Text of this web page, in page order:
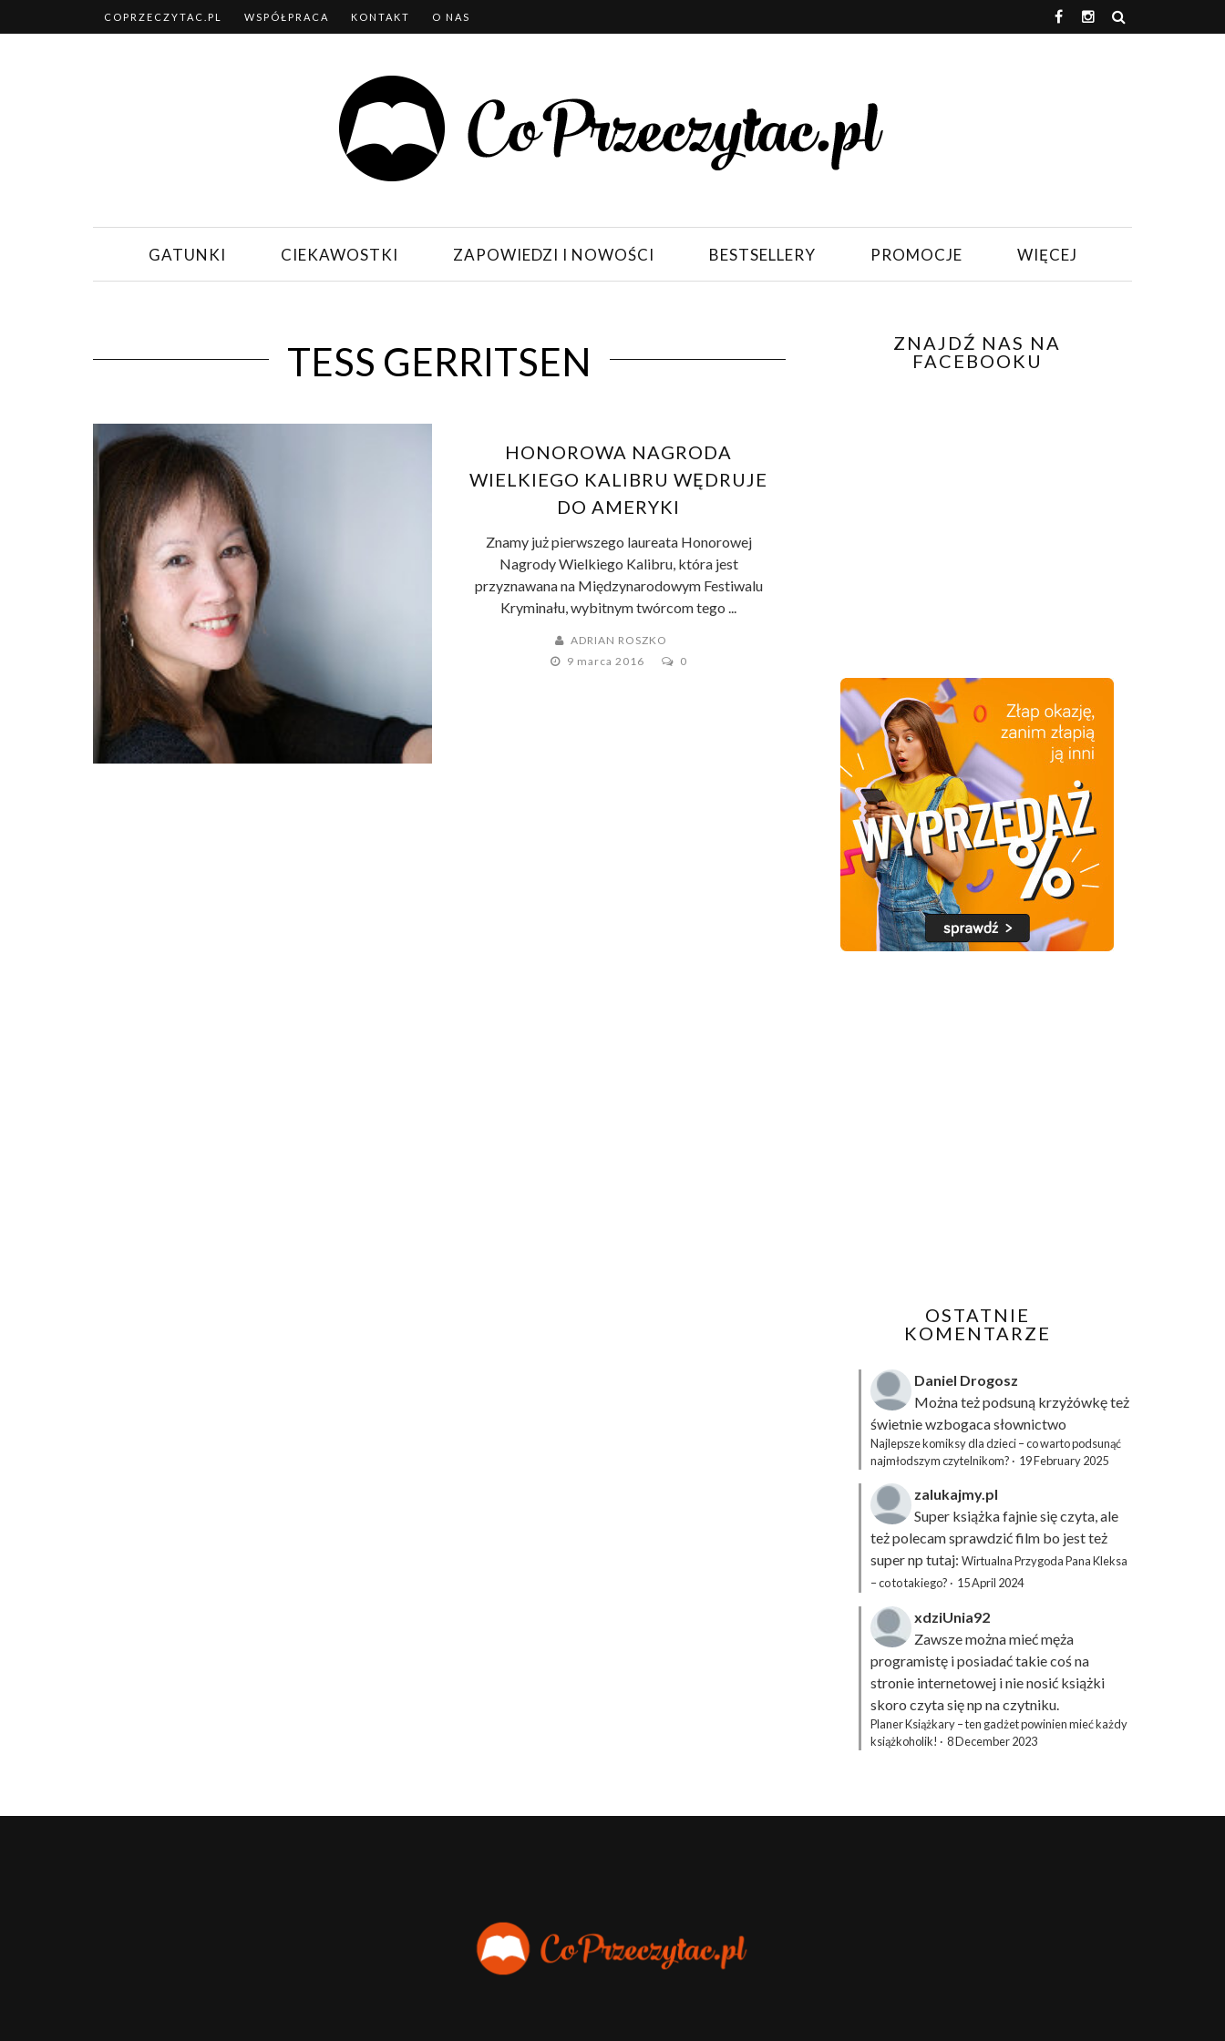
COPRZECZYTAC.PL WSPÓŁPRACA KONTAKT O NAS
GATUNKI CIEKAWOSTKI ZAPOWIEDZI I NOWOŚCI BESTSELLERY PROMOCJE WIĘCEJ
TESS GERRITSEN
HONOROWA NAGRODA
WIELKIEGO KALIBRU WĘDRUJE
DO AMERYKI
Znamy już pierwszego laureata Honorowej
Nagrody Wielkiego Kalibru, która jest
przyznawana na Międzynarodowym Festiwalu
Kryminału, wybitnym twórcom tego ...
ADRIAN ROSZKO
9 marca 2016
0
ZNAJDŹ NAS NA
FACEBOOKU
OSTATNIE
KOMENTARZE
Daniel Drogosz
Można też podsuną krzyżówkęteż
świetnie wzbogaca słownictwo
Najlepsze komiksy dla dzieci – co warto podsunąć
najmłodszym czytelnikom? · 19 February 2025
zalukajmy.pl
Super książka fajnie się czyta, ale
też polecam sprawdzić film bo jest też
super np tutaj: Wirtualna Przygoda Pana Kleksa
– co to takiego? · 15 April 2024
xdziUnia92
Zawsze można mieć męża
programistę i posiadać takie coś na
stronie internetowej i nie nosić książki
skoro czyta się np na czytniku.
Planer Książkary – ten gadżet powinien mieć każdy
książkoholik! · 8 December 2023